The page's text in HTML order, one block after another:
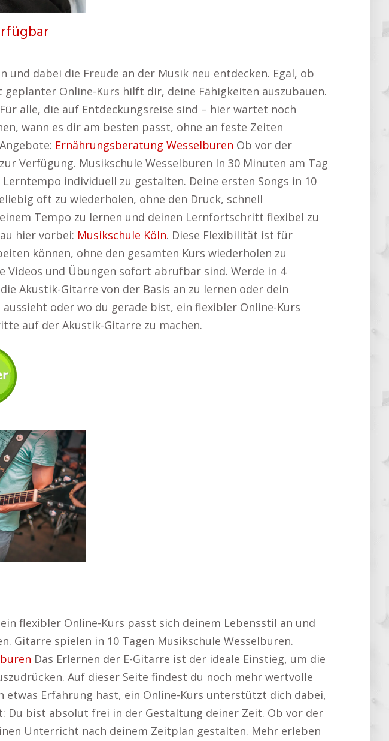
dabei die Freude an der Musik neu entdecken. Egal, ob
Online-Kurs hilft dir, deine Fähigkeiten auszubauen.
alle, die auf Entdeckungsreise sind – hier wartet noch
wann es dir am besten passt, ohne an feste Zeiten
Ernährungsberatung Wesselburen Ob vor der
Verfügung. Musikschule Wesselburen In 30 Minuten am Tag
individuell zu gestalten. Deine ersten Songs in 10
oft zu wiederholen, ohne den Druck, schnell
Tempo zu lernen und deinen Lernfortschritt flexibel zu
hier vorbei: Musikschule Köln. Diese Flexibilität ist für
können, ohne den gesamten Kurs wiederholen zu
Videos und Übungen sofort abrufbar sind. Werde in 4
Akustik-Gitarre von der Basis an zu lernen oder dein
oder wo du gerade bist, ein flexibler Online-Kurs
auf der Akustik-Gitarre zu machen.
flexibler Online-Kurs passt sich deinem Lebensstil an und
spielen in 10 Tagen Musikschule Wesselburen.
Das Erlernen der E-Gitarre ist der ideale Einstieg, um die
Auf dieser Seite findest du noch mehr wertvolle
etwas Erfahrung hast, ein Online-Kurs unterstützt dich dabei,
Du bist absolut frei in der Gestaltung deiner Zeit. Ob vor der
Unterricht nach deinem Zeitplan gestalten. Mehr erleben